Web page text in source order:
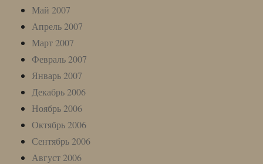
Май 2007
Апрель 2007
Март 2007
Февраль 2007
Январь 2007
Декабрь 2006
Ноябрь 2006
Октябрь 2006
Сентябрь 2006
Август 2006